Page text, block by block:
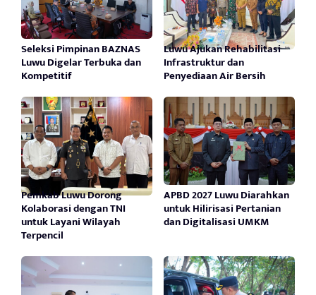
Seleksi Pimpinan BAZNAS
Luwu Digelar Terbuka dan
Kompetitif
Luwu Ajukan Rehabilitasi
Infrastruktur dan
Penyediaan Air Bersih
Pemkab Luwu Dorong
Kolaborasi dengan TNI
untuk Layani Wilayah
Terpencil
APBD 2027 Luwu Diarahkan
untuk Hilirisasi Pertanian
dan Digitalisasi UMKM